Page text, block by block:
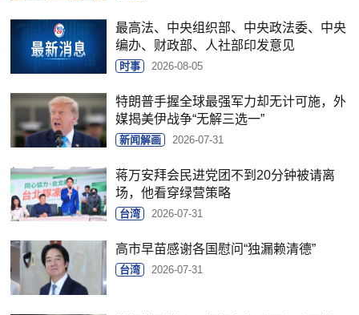
最高法、中央组织部、中央政法委、中央
编办、财政部、人社部印发意见
时事 2026-08-05
特朗普手握全球最强军力却无计可施，外
媒揭美伊战争“无解三选一”
新闻解画 2026-07-31
蒋万安拜会民进党团不到20分钟被请离
场，他看穿绿营策略
台湾 2026-07-31
高市早苗感谢各国慰问“独漏赖清德”
台湾 2026-07-31